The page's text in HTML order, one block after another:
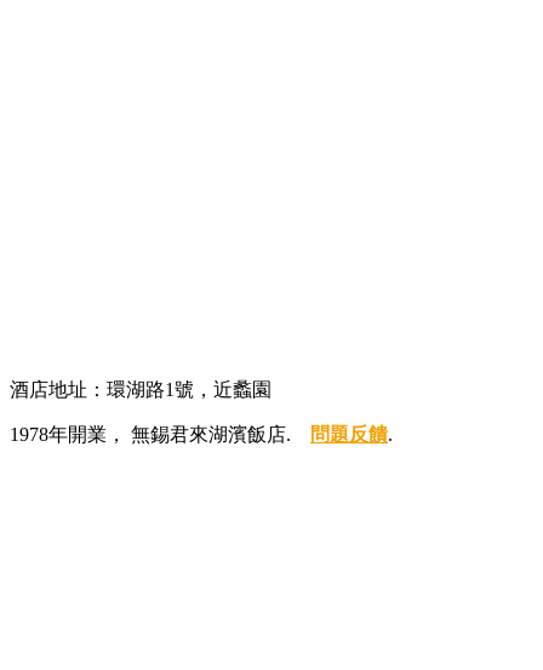
酒店地址：環湖路1號，近蠡園
1978年開業， 無錫君來湖濱飯店. 問題反饋.